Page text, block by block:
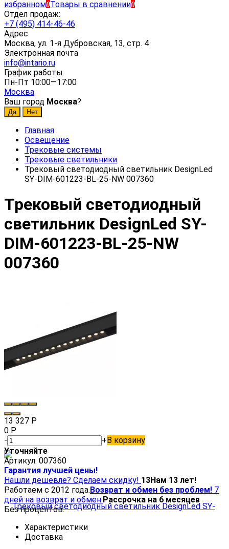
избранном0Товары в сравнении0
Отдел продаж:
+7 (495) 414-46-46
Адрес
Москва, ул. 1-я Дубровская, 13, стр. 4
Электронная почта
info@intario.ru
График работы
Пн-Пт 10:00—17:00
Москва
Ваш город Москва?
Главная
Освещение
Трековые системы
Трековые светильники
Трековый светодиодный светильник DesignLed
SY-DIM-601223-BL-25-NW 007360
Трековый светодиодный
светильник DesignLed SY-
DIM-601223-BL-25-NW
007360
13 327 Р
0 Р
-
+В корзину
Уточняйте
Артикул: 007360
Гарантия лучшей цены!
Нашли дешевле? Сделаем скидку! 13Нам 13 лет!
Работаем с 2012 года.Возврат и обмен без проблем! 7
дней на возврат и обмен.Рассрочка на 6 месяцев
Без процентов.
Характеристики
Доставка